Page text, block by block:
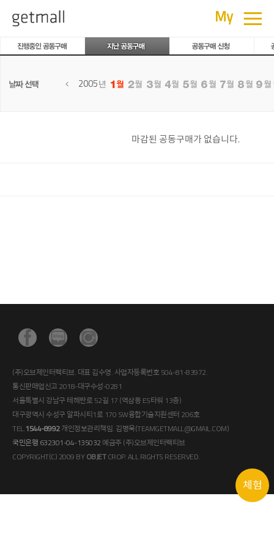
My ≡
공동구매
2005
마감된 공동구매가 없습니다.
(주)오브제인터랙티브. 대표 김수영. 사업자등록번호 504-81-83972.
통신판매업신고 2018-대구수성-0281
서울특별시 강남구 테헤란로 52길 17 (역삼동 ES타워 13층)
대구광역시 수성구 알파시티1로 170 SW융합기술지원센터 206호
TEL.1544-8992개인정보관리책임. 김병욱(TEAMGETMALL@GMAIL.COM)
국민은행 632301-04-135032 예금주 (주)오브제인터랙티브
COPYRIGHT(C) 2009 BYOBJETCROP. ALL RIGHTS RESERVED.
체험